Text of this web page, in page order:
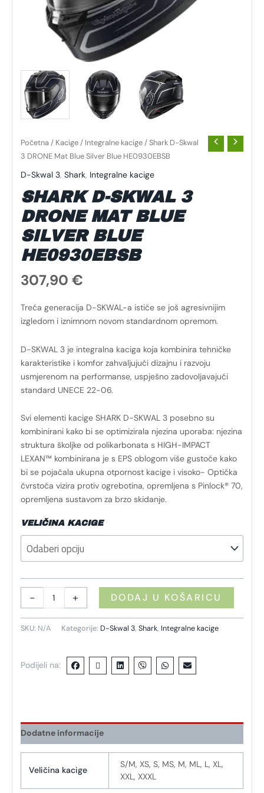
Početna / Kacige / Integralne kacige / Shark D-Skwal
3 DRONE Mat Blue Silver Blue HE0930EBSB
D-Skwal 3, Shark, Integralne kacige
SHARK D-SKWAL 3
DRONE MAT BLUE
SILVER BLUE
HE0930EBSB
307,90 €
Treća generacija D-SKWAL-a ističe se još agresivnijim
izgledom i iznimnom novom standardnom opremom.
D-SKWAL 3 je integralna kaciga koja kombinira tehničke
karakteristike i komfor zahvaljujući dizajnu i razvoju
usmjerenom na performanse, uspješno zadovoljavajući
standard UNECE 22-06.
Svi elementi kacige SHARK D-SKWAL 3 posebno su
kombinirani kako bi se optimizirala njezina uporaba: njezina
struktura školjke od polikarbonata s HIGH-IMPACT
LEXAN™ kombinirana je s EPS oblogom više gustoće kako
bi se pojačala ukupna otpornost kacige i visoko- Optička
čvrstoća vizira protiv ogrebotina, opremljena s Pinlock® 70,
opremljena sustavom za brzo skidanje.
VELIČINA KACIGE
- + DODAJ U KOŠARICU
SKU: N/A Kategorije: D-Skwal 3, Shark, Integralne kacige
Podijeli na:
Dodatne informacije
Veličina kacige
S/M, XS, S, MS, M, ML, L, XL,
XXL, XXXL